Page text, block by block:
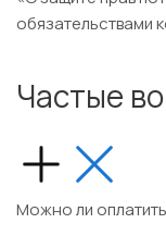
обязательствами
Частые
Можно ли